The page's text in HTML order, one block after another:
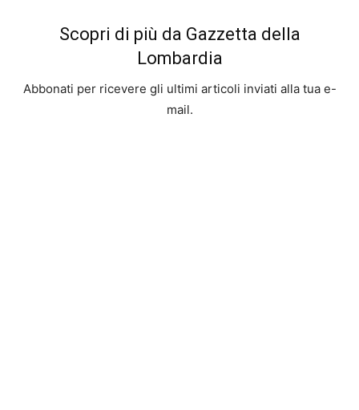
Scopri di più da Gazzetta della
Lombardia
Abbonati per ricevere gli ultimi articoli inviati alla tua e-
mail.